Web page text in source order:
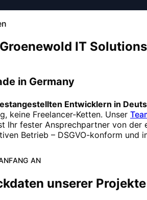
IT
in Germany
Entwicklern in
keine Freelancer-Ketten. Unser
Ihr fester Ansprechpartner von der
Betrieb – DSGVO-konform und
AN
unserer Projekte